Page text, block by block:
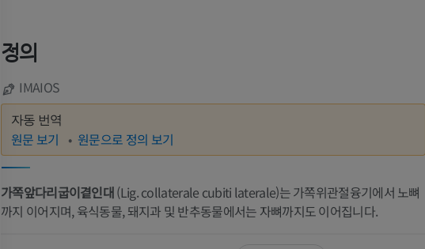
정의
IMAIOS
자동 번역
원문 보기 원문으로 정의 보기
가쪽앞다리굽이곁인대(Lig. collaterale cubiti laterale)는 가쪽위관절융기에서 노뼈
까지 이어지며, 육식동물, 돼지과 및 반추동물에서는 자뼈까지도 이어집니다.